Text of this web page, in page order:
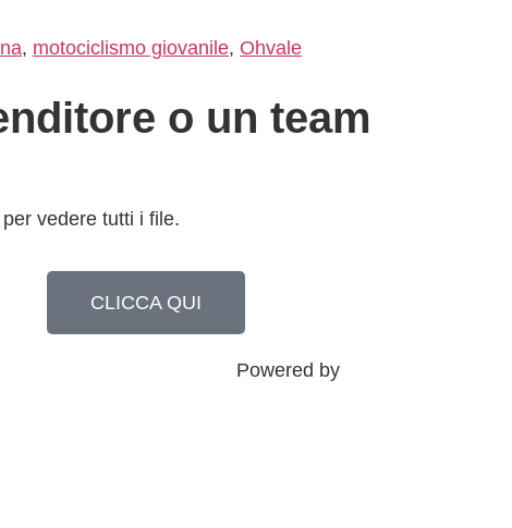
, motociclismo giovanile, Ohvale
o un team
vedere tutti i file.
CLICCA QUI
Powered by